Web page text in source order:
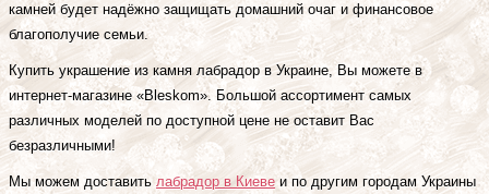
камней будет надёжно защищать домашний очаг и финансовое
благополучие семьи.
Купить украшение из камня лабрадор в Украине, Вы можете в
интернет-магазине «Bleskom». Большой ассортимент самых
различных моделей по доступной цене не оставит Вас
безразличными!
Мы можем доставитьлабрадор в Киевеи по другим городам Украины